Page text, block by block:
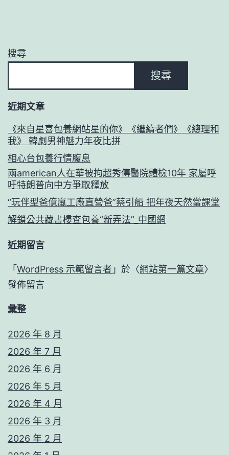
搜尋
搜尋
近期文章
《來自星喜包養網站星的你》《繼續者們》《總理和
我》 韓劇男神魅力年夜比拼
相心台包養行情腹息
兩american人在華被拘超秀傳醫院體檢10年 家屬呼
吁特朗普向中方爭取釋放
“玩伴型爸億嵐工廠直營爸”蔡引船 把年夜天然當課堂
解鎖公共藏書樓查包養“新弄法”_中國網
近期留言
「 WordPress 示範留言者 」於〈網站第一篇文章〉
發佈留言
彙整
2026 年 8 月
2026 年 7 月
2026 年 6 月
2026 年 5 月
2026 年 4 月
2026 年 3 月
2026 年 2 月